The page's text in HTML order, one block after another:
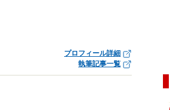
プロフィール詳細
執筆記事一覧